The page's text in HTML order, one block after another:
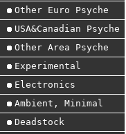
Other Euro Psyche
USA&Canadian Psyche
Other Area Psyche
Experimental
Electronics
Ambient, Minimal
Deadstock